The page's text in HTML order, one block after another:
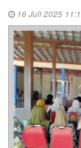
16 Juli 2025